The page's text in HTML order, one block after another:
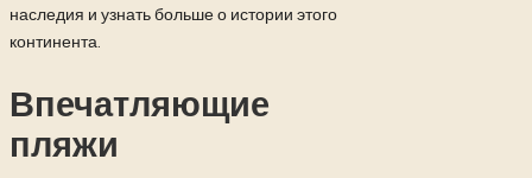
наследия и узнать больше о истории этого
континента.
Впечатляющие
пляжи